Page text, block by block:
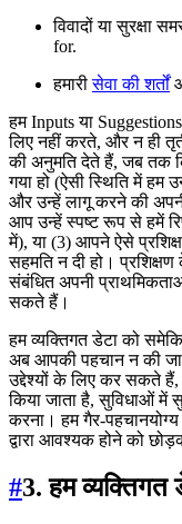
विवादों या
for.
हमारीसेवा की शर्तों
हम Inputs या
लिए नहीं करते, और न ही
की अनुमति देते हैं, जब तक
गया हो (ऐसी स्थिति में हम
और उन्हें लागू करने की
आप उन्हें स्पष्ट रूप से हमें
में), या (3) आपने ऐसे
सहमति न दी हो।
संबंधित अपनी
सकते हैं।
हम व्यक्तिगत डेटा को
अब आपकी पहचान न की
उद्देश्यों के लिए कर सकते
किया जाता है, सुविधाओं में
करना। हम गैर-
द्वारा आवश्यक होने को
#3. हम